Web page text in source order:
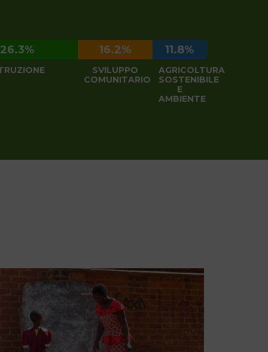
26.3% 16.2%
SVILUPPO
COMUNITARIO
11.8%
AGRICOLTURA
SOSTENIBILE
E
AMBIENTE